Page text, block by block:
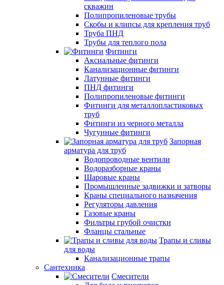
скважин
Полипропиленовые трубы
Скобы и клипсы для крепления труб
Труба ПНД
Трубы для теплого пола
Фитинги
Аксиальные фитинги
Канализационные фитинги
Латунные фитинги
ПНД фитинги
Полипропиленовые фитинги
Фитинги для металлопластиковых
труб
Фитинги из черного металла
Чугунные фитинги
Запорная
арматура для труб
Водопроводные вентили
Водоразборные краны
Шаровые краны
Промышленные задвижки и затворы
Краны специального назначения
Регуляторы давления
Газовые краны
Фильтры грубой очистки
Фланцы стальные
Трапы и сливы
для воды
Канализационные трапы
Сантехника
Смесители